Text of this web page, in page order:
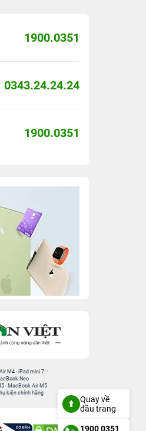
1900.0351
0343.24.24.24
1900.0351
M4-iPad mini 7
Neo
- MacBook Air M5
kiện chính hãng
Quay về
đầu trang
1900 0351